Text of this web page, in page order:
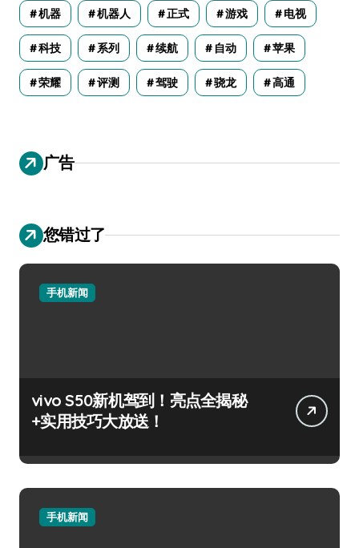
机器 机器人 正式 游戏 电视
科技 系列 续航 自动 苹果
荣耀 评测 驾驶 骁龙 高通
广告
您错过了
手机新闻
vivo S50新机驾到！亮点全揭秘
+实用技巧大放送！
手机新闻